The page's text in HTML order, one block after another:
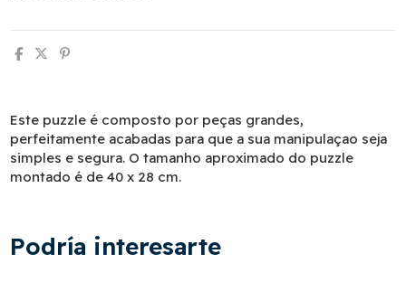
Este puzzle é composto por peças grandes,
perfeitamente acabadas para que a sua manipulaçao seja
simples e segura. O tamanho aproximado do puzzle
montado é de 40 x 28 cm.
Podría interesarte